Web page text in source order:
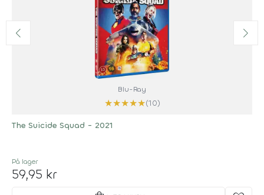
Blu-Ray
★★★★★(10)
The Suicide Squad - 2021
På lager
59,95 kr